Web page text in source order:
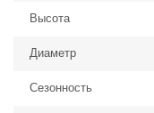
Высота
Диаметр
Сезонность